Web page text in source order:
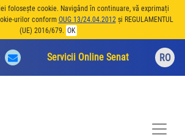
folosește cookie. Navigând în continuare, vă exprimați
urilor conform OUG 13/24.04.2012și REGULAMENTUL
(UE) 2016/679. OK
Servicii Online Senat RO